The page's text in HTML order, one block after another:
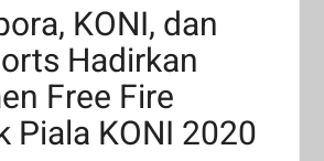
KONI, dan
Hadirkan
Free Fire
Piala KONI 2020